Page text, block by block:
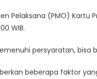
Dibuka
ribu
Ini
Pelaksana (PMO) Kartu
WIB.
persyaratan, bisa
beberapa faktor